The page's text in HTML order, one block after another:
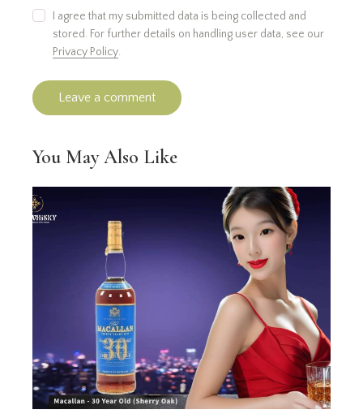
I agree that my submitted data is being collected and
stored. For further details on handling user data, see our
Privacy Policy.
You May Also Like